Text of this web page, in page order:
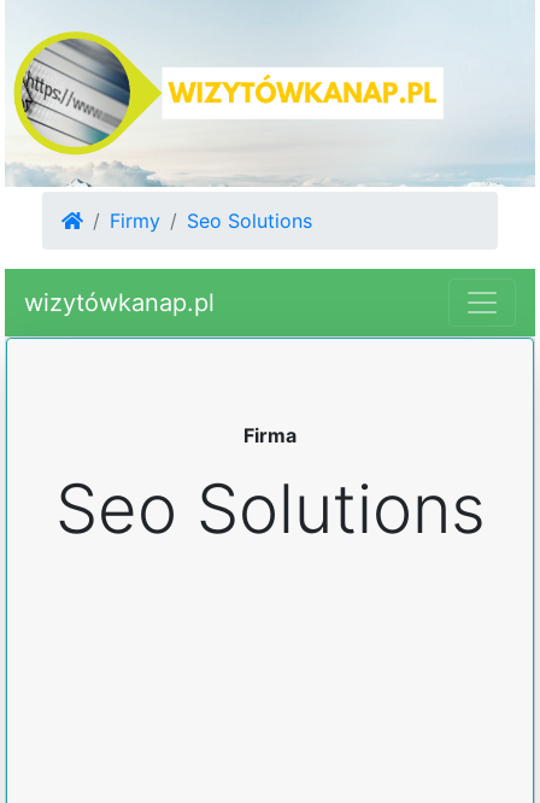
Firmy Seo Solutions
wizytówkanap.pl
Firma
Seo Solutions